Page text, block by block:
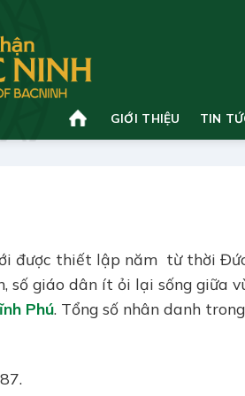
GIỚI THIỆU TIN
được thiết lập năm từ thời
số giáo dân ít ỏi lại sống giữa
Phú. Tổng số nhân danh